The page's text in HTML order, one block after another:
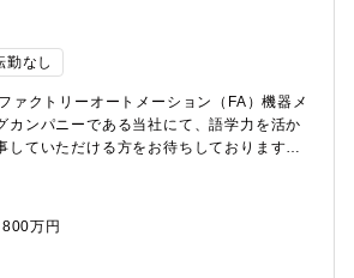
ともに、取り纏め部門として、各関係部門
がらPJを進めていきます。【キャリアパ
後は、経験や知識に応じた業務から担当頂
を通じて製品知識やコミュニケーション
その後はPJの取り纏めやお客様や協業パー
規開発技術検討等、より高度なスキルが求
プアップしていきます。また、希望に応じ
外拠点への駐在(有期)を経験するキャリアパ
スキルを身に着けることが出来ます。
能性もあり【職場の雰囲気】・グループミ
各担当者の情報や課題を共有し各個の課題
ヵ月に一度の上司との面談で、業務からプ
用（Salesforce）し効率化を推進中【キャ
ービス代理店担当営業を経験し、海外拠点
セールスのスペシャリストに育成予定【会
が可能な環境～ナブテスコでは毎年離職者
種施策につなげています。自己都合退職率
の背景には、ノー残業デーや有給休暇取得
勤なし
ァクトリーオートメーション（FA）機器メ
カンパニーである当社にて、語学力を活か
していただける方をお待ちしております！
門に対する産業機械付帯機器の提案営業を
で営業スタイルや製品知識を習得の上（最
張ベースでインドや東南アジアでの営業をご
出張頻度…約3ヶ月に1回程、1週間程度を目
万円